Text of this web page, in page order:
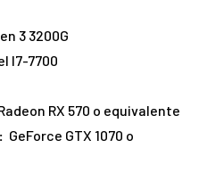
3 3200G
I7-7700
RX 570 o equivalente
GeForce GTX 1070 o